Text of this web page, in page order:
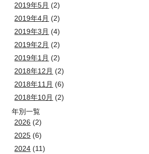
2019年5月 (2)
2019年4月 (2)
2019年3月 (4)
2019年2月 (2)
2019年1月 (2)
2018年12月 (2)
2018年11月 (6)
2018年10月 (2)
年別一覧
2026 (2)
2025 (6)
2024 (11)